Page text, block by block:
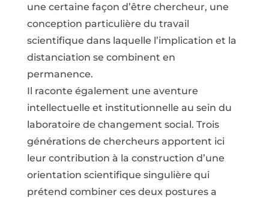
une certaine façon d’être chercheur, une
conception particulière du travail
scientifique dans laquelle l’implication et la
distanciation se combinent en
permanence.
Il raconte également une aventure
intellectuelle et institutionnelle au sein du
laboratoire de changement social. Trois
générations de chercheurs apportent ici
leur contribution à la construction d’une
orientation scientifique singulière qui
prétend combiner ces deux postures a